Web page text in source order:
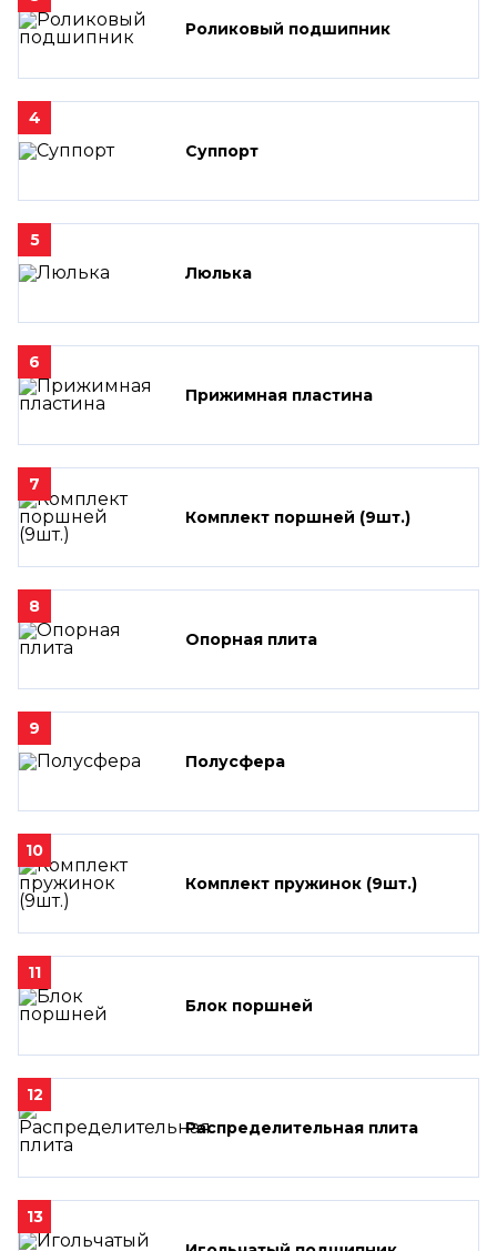
Роликовый подшипник
4
Суппорт
5
Люлька
6
Прижимная пластина
7
Комплект поршней (9шт.)
8
Опорная плита
9
Полусфера
10
Комплект пружинок (9шт.)
11
Блок поршней
12
Распределительная плита
13